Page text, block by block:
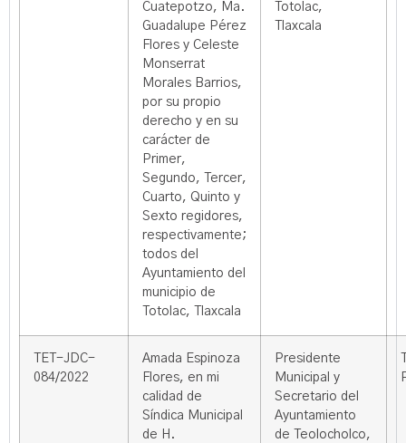
Cuatepotzo, Ma.
Guadalupe Pérez
Flores y Celeste
Monserrat
Morales Barrios,
por su propio
derecho y en su
carácter de
Primer,
Segundo, Tercer,
Cuarto, Quinto y
Sexto regidores,
respectivamente;
todos del
Ayuntamiento del
municipio de
Totolac, Tlaxcala
Totolac,
Tlaxcala
TET-JDC-
084/2022
Amada Espinoza
Flores, en mi
calidad de
Síndica Municipal
de H.
Presidente
Municipal y
Secretario del
Ayuntamiento
de Teolocholco,